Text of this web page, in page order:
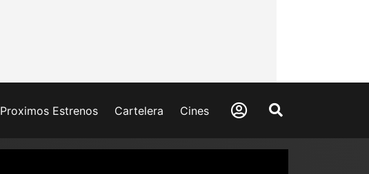
Proximos Estrenos Cartelera Cines